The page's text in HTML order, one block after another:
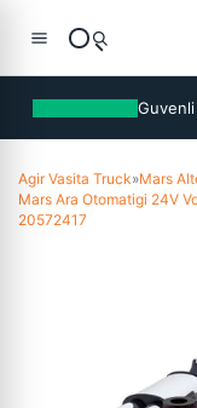
Agir Vasita Truck»Mars
Mars Ara Otomatigi 24V
20572417